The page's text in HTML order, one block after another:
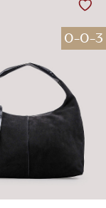
0-0-3